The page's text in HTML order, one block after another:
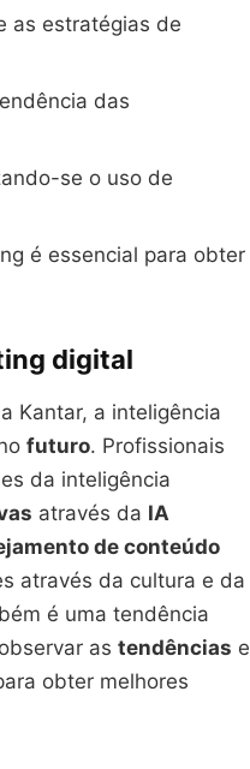
as estratégias de
das
se o uso de
é essencial para obter
digital
Kantar, a inteligência
futuro. Profissionais
da inteligência
através da IA
de conteúdo
através da cultura e da
é uma tendência
as tendências e
obter melhores